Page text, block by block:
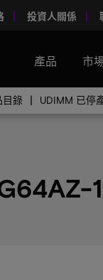
投資人關係
產品 市
目錄 UDIMM 已停